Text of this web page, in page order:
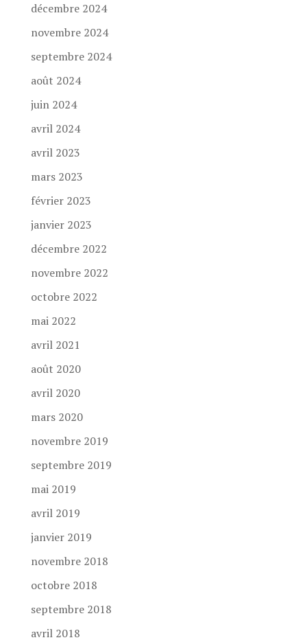
décembre 2024
novembre 2024
septembre 2024
août 2024
juin 2024
avril 2024
avril 2023
mars 2023
février 2023
janvier 2023
décembre 2022
novembre 2022
octobre 2022
mai 2022
avril 2021
août 2020
avril 2020
mars 2020
novembre 2019
septembre 2019
mai 2019
avril 2019
janvier 2019
novembre 2018
octobre 2018
septembre 2018
avril 2018